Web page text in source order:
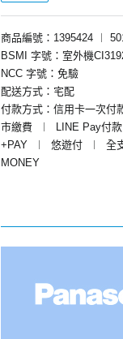
商品編號：1395424 ︱
BSMI 字號：室外機
NCC 字號：免驗
配送方式：宅配
付款方式：信用卡一次付
市繳費
︱ LINE Pay付款
+PAY
︱ 悠遊付 ︱ 全
MONEY